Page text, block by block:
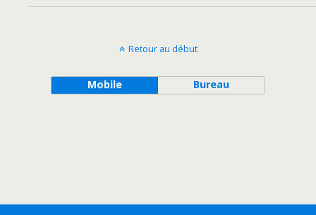
Retour au début
Mobile Bureau